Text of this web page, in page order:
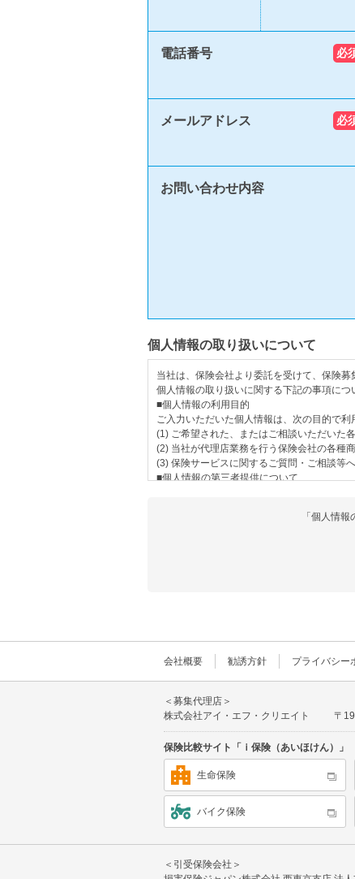
必
電話番号
必
メールアドレス
お問い合わせ内容
個人情報の取り扱いについて
当社は、保険会社より委託を受けて、保険募
個人情報の取り扱いに関する下記の事項につ
■個人情報の利用目的
ご入力いただいた個人情報は、次の目的で
(1) ご希望された、またはご相談いただいた
(2) 当社が代理店業務を行う保険会社の各種
(3) 保険サービスに関するご質問・ご相談等
■個人情報の第三者提供について
・人の生命、身体または財産の保護のため
・上記利用目的(1)において、当社によるご
※提供先は、お客様の住所によって異なる
■取得の任意性について
個人情報のご提供は任意です。
ただし、上記入力フォームのうち必須項目
また、ご入力内容に誤りがある場合には、
個人情報の開示等の請求について
当社が取得した個人情報について、利用目
ご本人確認のため、ご入力いただいた情報
【個人情報の取り扱いに関するお問い合わせ
株式会社アイ・エフ・クリエイト 個人情報
住 所：〒190-0012 東京都立川市曙町2-36-
メール：privacy@ifcreate.co.jp
個人情報保護管理者 コンプライアンス部 マ
「個人情
会社概要 勧誘方針 プライバシー
＜募集代理店＞
株式会社アイ・エフ・クリエイト
〒
保険比較サイト「ｉ保険（あいほけん）」
生命保険
バイク保険
＜引受保険会社＞